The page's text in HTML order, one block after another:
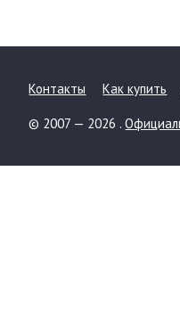
Контакты Как купить
© 2007 — 2026 .